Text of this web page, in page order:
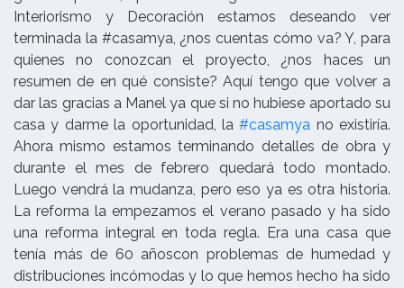
Interiorismo y Decoración estamos deseando ver
terminada la #casamya, ¿nos cuentas cómo va? Y, para
quienes no conozcan el proyecto, ¿nos haces un
resumen de en qué consiste? Aquí tengo que volver a
dar las gracias a Manel ya que si no hubiese aportado su
casa y darme la oportunidad, la#casamya no existiría.
Ahora mismo estamos terminando detalles de obra y
durante el mes de febrero quedará todo montado.
Luego vendrá la mudanza, pero eso ya es otra historia.
La reforma la empezamos el verano pasado y ha sido
una reforma integral en toda regla. Era una casa que
tenía más de 60 añoscon problemas de humedad y
distribuciones incómodas y lo que hemos hecho ha sido